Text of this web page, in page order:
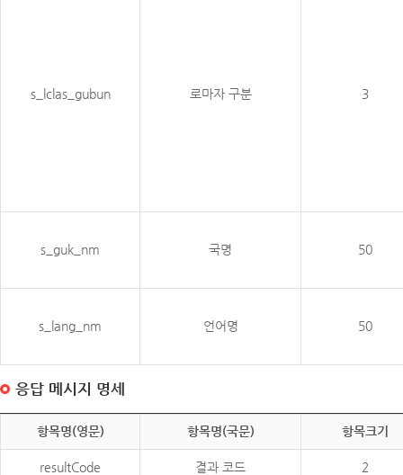
s_lclas_gubun 로마자 구분 3
s_guk_nm 국명 50
s_lang_nm 언어명 50
응답 메시지 명세
항목명(영문) 항목명(국문) 항목크기
resultCode 결과 코드 2